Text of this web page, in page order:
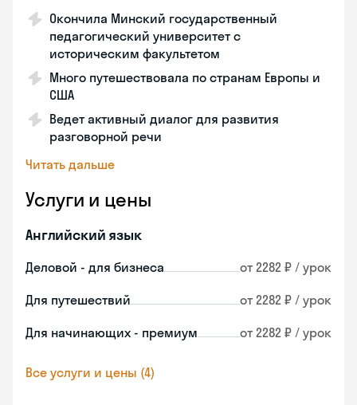
Окончила Минский государственный
педагогический университет с
историческим факультетом
Много путешествовала по странам Европы и
США
Ведет активный диалог для развития
разговорной речи
Читать дальше
Услуги и цены
Английский язык
Деловой - для бизнеса от 2282 ₽ / урок
Для путешествий от 2282 ₽ / урок
Для начинающих - премиум от 2282 ₽ / урок
Все услуги и цены (4)